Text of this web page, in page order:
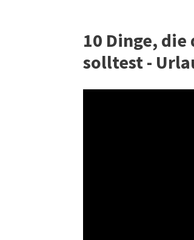
10 Dinge, die
solltest -